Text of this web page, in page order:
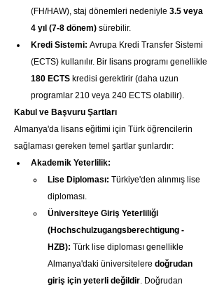
(FH/HAW), staj dönemleri nedeniyle 3.5 veya
4 yıl (7-8 dönem) sürebilir.
Kredi Sistemi: Avrupa Kredi Transfer Sistemi
(ECTS) kullanılır. Bir lisans programı genellikle
180 ECTS kredisi gerektirir (daha uzun
programlar 210 veya 240 ECTS olabilir).
Kabul ve Başvuru Şartları
Almanya'da lisans eğitimi için Türk öğrencilerin
sağlaması gereken temel şartlar şunlardır:
Akademik Yeterlilik:
Lise Diploması: Türkiye'den alınmış lise
diploması.
Üniversiteye Giriş Yeterliliği
(Hochschulzugangsberechtigung -
HZB): Türk lise diploması genellikle
Almanya'daki üniversitelere doğrudan
giriş için yeterli değildir. Doğrudan